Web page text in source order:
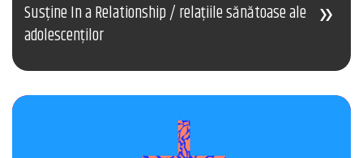
Susține In a Relationship / relațiile sănătoase ale
adolescenților